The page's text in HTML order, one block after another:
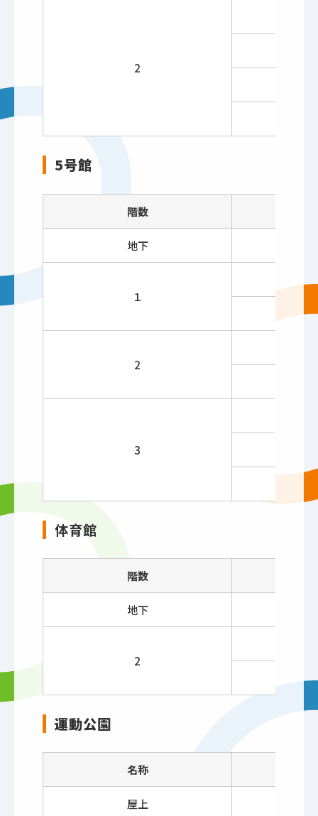
2
5号館
階数
地下
１
2
3
体育館
階数
地下
2
運動公園
名称
屋上